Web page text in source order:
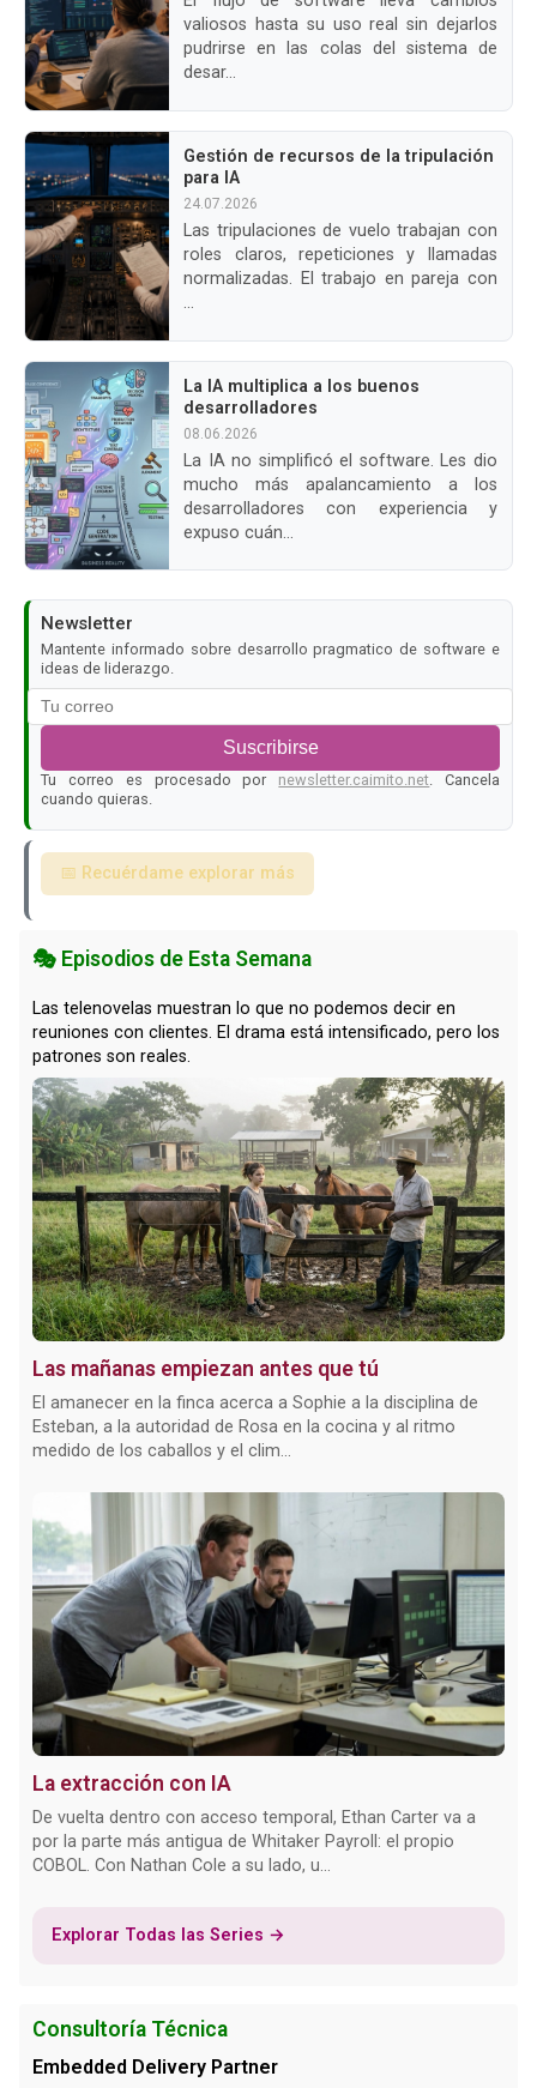
valiosos hasta su uso real sin dejarlos
pudrirse en las colas del sistema de
desar...
Gestión de recursos de la tripulación
para IA
24.07.2026
Las tripulaciones de vuelo trabajan con
roles claros, repeticiones y llamadas
normalizadas. El trabajo en pareja con
...
La IA multiplica a los buenos
desarrolladores
08.06.2026
La IA no simplificó el software. Les dio
mucho más apalancamiento a los
desarrolladores con experiencia y
expuso cuán...
Newsletter
Mantente informado sobre desarrollo pragmatico de software e
ideas de liderazgo.
Suscribirse
Tu correo es procesado por newsletter.caimito.net . Cancela
cuando quieras.
📅 Recuérdame explorar más
🎭 Episodios de Esta Semana
Las telenovelas muestran lo que no podemos decir en
reuniones con clientes. El drama está intensificado, pero los
patrones son reales.
Las mañanas empiezan antes que tú
El amanecer en la finca acerca a Sophie a la disciplina de
Esteban, a la autoridad de Rosa en la cocina y al ritmo
medido de los caballos y el clim...
La extracción con IA
De vuelta dentro con acceso temporal, Ethan Carter va a
por la parte más antigua de Whitaker Payroll: el propio
COBOL. Con Nathan Cole a su lado, u...
Explorar Todas las Series →
Consultoría Técnica
Embedded Delivery Partner